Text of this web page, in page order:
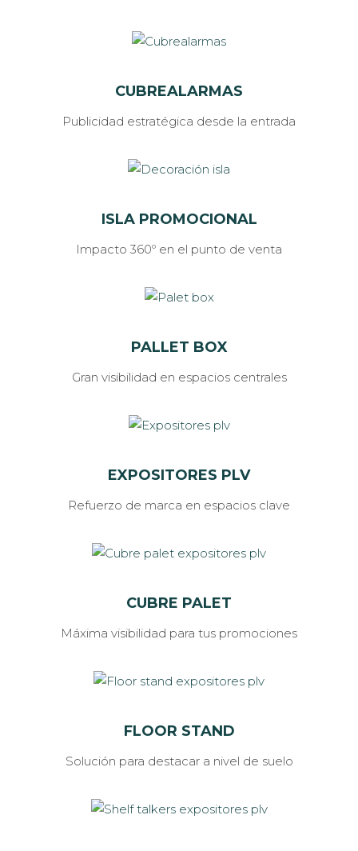
CUBREALARMAS
Publicidad estratégica desde la entrada
ISLA PROMOCIONAL
Impacto 360º en el punto de venta
PALLET BOX
Gran visibilidad en espacios centrales
EXPOSITORES PLV
Refuerzo de marca en espacios clave
CUBRE PALET
Máxima visibilidad para tus promociones
FLOOR STAND
Solución para destacar a nivel de suelo